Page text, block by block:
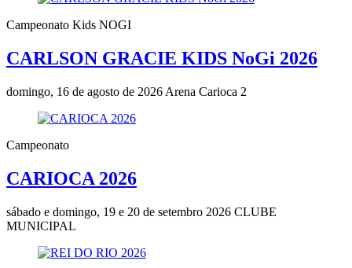
Campeonato Kids NOGI
CARLSON GRACIE KIDS NoGi 2026
domingo, 16 de agosto de 2026 Arena Carioca 2
Campeonato
CARIOCA 2026
sábado e domingo, 19 e 20 de setembro 2026 CLUBE
MUNICIPAL